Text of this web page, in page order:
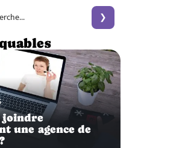
joindre
une agence de